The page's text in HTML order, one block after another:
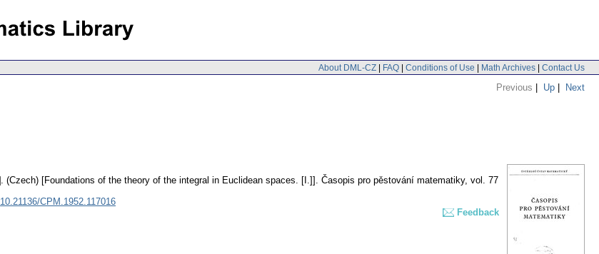
About DML-CZ | FAQ | Conditions of Use | Math Archives | Contact Us
Previous | Up | Next
. (Czech) [Foundations of the theory of the integral in Euclidean spaces. [I.]]. Časopis pro pěstování matematiky, vol. 77
10.21136/CPM.1952.117016
Feedback